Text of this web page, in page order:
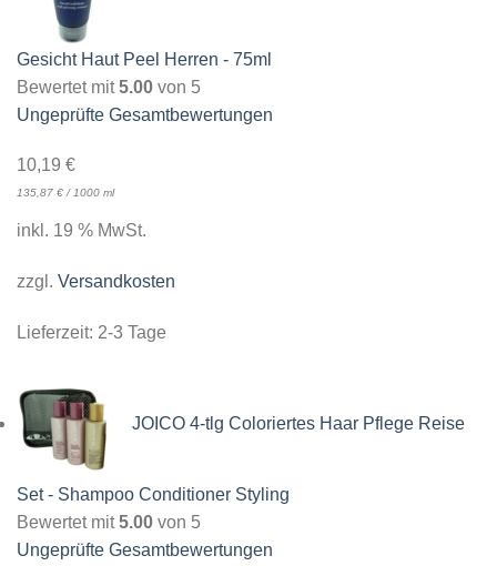
Gesicht Haut Peel Herren - 75ml
Bewertet mit5.00 von 5
Ungeprüfte Gesamtbewertungen
10,19 €
135,87 €/1000 ml
inkl. 19 % MwSt.
zzgl. Versandkosten
Lieferzeit: 2-3 Tage
JOICO 4-tlg Coloriertes Haar Pflege Reise
Set - Shampoo Conditioner Styling
Bewertet mit5.00 von 5
Ungeprüfte Gesamtbewertungen